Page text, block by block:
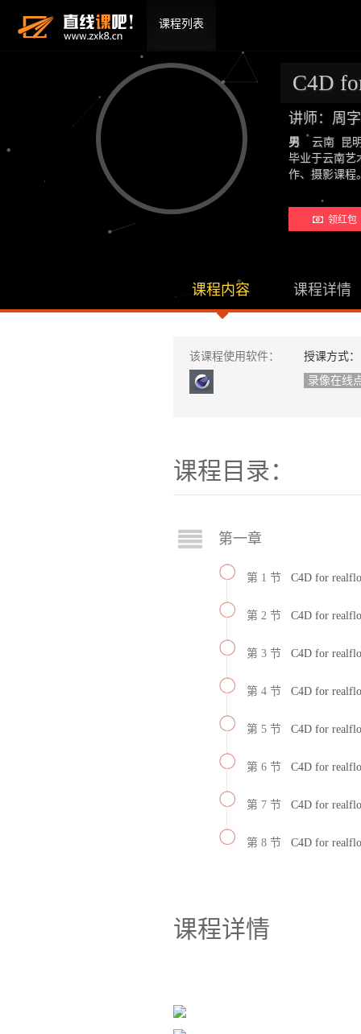
课程列表
C4D
讲师：周
男
云南 昆
毕业于云南艺
作、摄影课
领红包
课程内容 课程详情
该课程使用软件：
授课方式：
录像在线
课程目录：
第一章
第 1 节 C4D for
第 2 节 C4D for
第 3 节 C4D for
第 4 节 C4D for
第 5 节 C4D for
第 6 节 C4D for
第 7 节 C4D for
第 8 节 C4D for
课程详情